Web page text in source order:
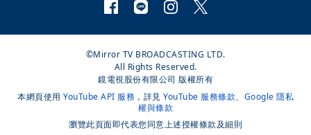
©Mirror TV BROADCASTING LTD.
All Rights Reserved.
鏡電視股份有限公司 版權所有
本網頁使用 YouTube API 服務 ，詳見 YouTube 服務條款、 Google 隱私
權與條款
瀏覽此頁面即代表您同意上述授權條款及細則